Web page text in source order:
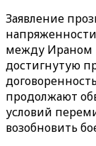
Заявление
между Ираном
достигнутую
продолжают
условий
возобновить